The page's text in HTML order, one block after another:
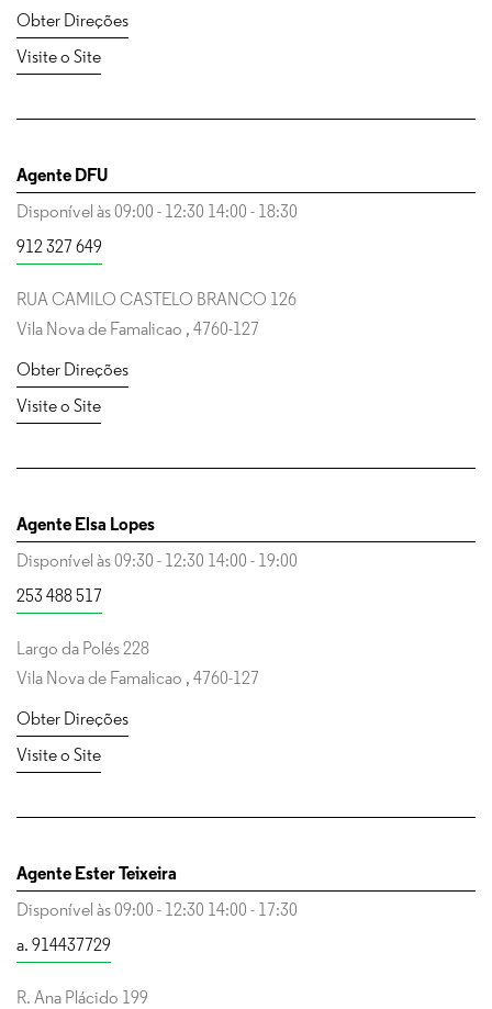
Obter Direções
Visite o Site
Agente DFU
Disponível às09:00 - 12:30 14:00 - 18:30
912 327 649
RUA CAMILO CASTELO BRANCO 126
Vila Nova de Famalicao , 4760-127
Obter Direções
Visite o Site
Agente Elsa Lopes
Disponível às09:30 - 12:30 14:00 - 19:00
253 488 517
Largo da Polés 228
Vila Nova de Famalicao , 4760-127
Obter Direções
Visite o Site
Agente Ester Teixeira
Disponível às09:00 - 12:30 14:00 - 17:30
a. 914437729
R. Ana Plácido 199